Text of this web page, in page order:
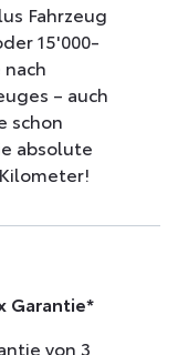
Fahrzeug
15'000-
– auch
schon
absolute
Garantie*
von 3